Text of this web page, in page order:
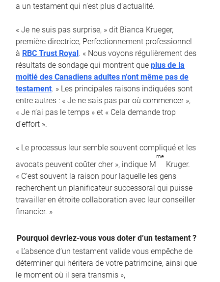
a un testament qui n’est plus d’actualité.
« Je ne suis pas surprise, » dit Bianca Krueger,
première directrice, Perfectionnement professionnel
à RBC Trust Royal . « Nous voyons régulièrement des
résultats de sondage qui montrent que plus de la
moitié des Canadiens adultes n’ont même pas de
testament. » Les principales raisons indiquées sont
entre autres : « Je ne sais pas par où commencer »,
« Je n’ai pas le temps » et « Cela demande trop
d’effort ».
« Le processus leur semble souvent compliqué et les
avocats peuvent coûter cher », indique M
me
Kruger.
« C’est souvent la raison pour laquelle les gens
recherchent un planificateur successoral qui puisse
travailler en étroite collaboration avec leur conseiller
financier. »
Pourquoi devriez-vous vous doter d’un testament ?
« L’absence d’un testament valide vous empêche de
déterminer qui héritera de votre patrimoine, ainsi que
le moment où il sera transmis »,